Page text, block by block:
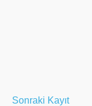
Sonraki Kayıt